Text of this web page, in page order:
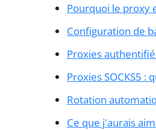
Pourquoi le proxy
Configuration de
Proxies
Proxies SOCKS5 :
Rotation
Ce que j'aurais